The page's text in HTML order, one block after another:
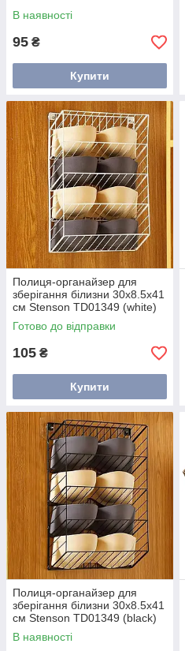
В наявності
95 ₴
Купити
Полиця-органайзер для
зберігання білизни 30х8.5х41
см Stenson TD01349 (white)
Білий
Готово до відправки
105 ₴
Купити
Полиця-органайзер для
зберігання білизни 30х8.5х41
см Stenson TD01349 (black)
Чорний
В наявності